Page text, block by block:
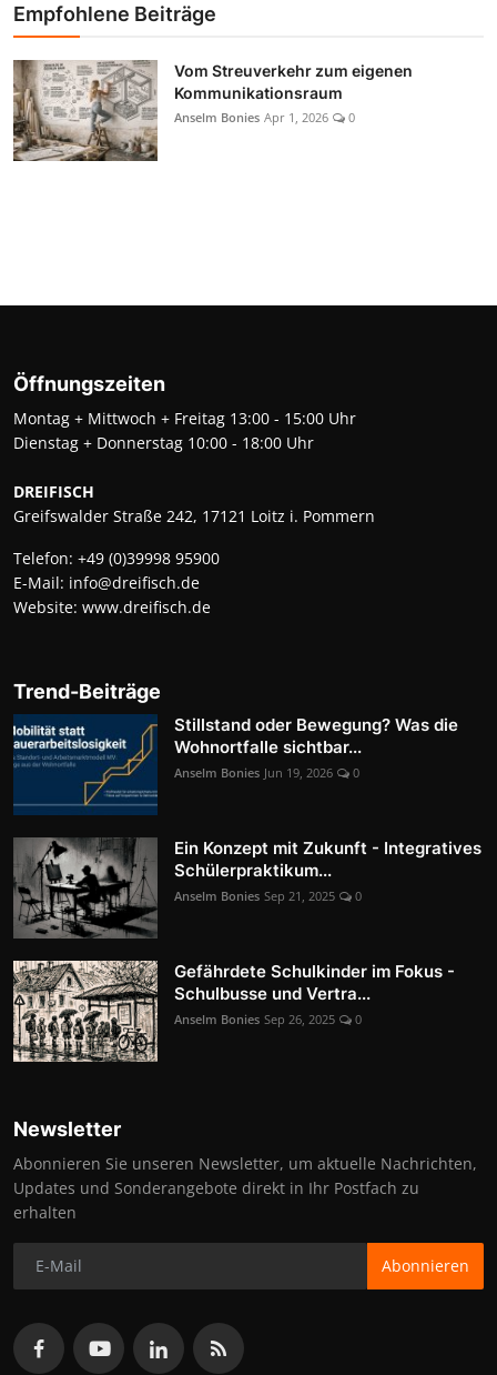
Empfohlene Beiträge
Vom Streuverkehr zum eigenen
Kommunikationsraum
Anselm Bonies Apr 1, 2026 0
Öffnungszeiten
Montag + Mittwoch + Freitag 13:00 - 15:00 Uhr
Dienstag + Donnerstag 10:00 - 18:00 Uhr
DREIFISCH
Greifswalder Straße 242, 17121 Loitz i. Pommern
Telefon: +49 (0)39998 95900
E-Mail: info@dreifisch.de
Website: www.dreifisch.de
Trend-Beiträge
Stillstand oder Bewegung? Was die
Wohnortfalle sichtbar...
Anselm Bonies Jun 19, 2026 0
Ein Konzept mit Zukunft - Integratives
Schülerpraktikum...
Anselm Bonies Sep 21, 2025 0
Gefährdete Schulkinder im Fokus -
Schulbusse und Vertra...
Anselm Bonies Sep 26, 2025 0
Newsletter
Abonnieren Sie unseren Newsletter, um aktuelle Nachrichten,
Updates und Sonderangebote direkt in Ihr Postfach zu
erhalten
Abonnieren